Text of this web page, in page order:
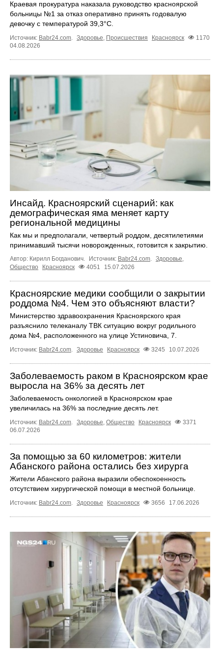
Краевая прокуратура наказала руководство красноярской
больницы №1 за отказ оперативно принять годовалую
девочку с температурой 39,3°C.
Источник: Babr24.com. Здоровье, Происшествия Красноярск
1170
04.08.2026
Инсайд. Красноярский сценарий: как
демографическая яма меняет карту
региональной медицины
Как мы и предполагали, четвертый роддом, десятилетиями
принимавший тысячи новорожденных, готовится к закрытию.
Автор: Кирилл Богданович. Источник: Babr24.com Здоровье
Общество
Красноярск 4051 15.07.2026
Красноярские медики сообщили о закрытии
роддома №4. Чем это объясняют власти?
Министерство здравоохранения Красноярского края
разъяснило телеканалу ТВК ситуацию вокруг родильного
дома №4, расположенного на улице Устиновича, 7.
Источник: Babr24.com. Здоровье Красноярск 3245 10.07.2026
Заболеваемость раком в Красноярском крае
выросла на 36% за десять лет
Заболеваемость онкологией в Красноярском крае
увеличилась на 36% за последние десять лет.
Источник: Babr24.com. Здоровье, Общество Красноярск
3371
06.07.2026
За помощью за 60 километров: жители
Абанского района остались без хирурга
Жители Абанского района выразили обеспокоенность
отсутствием хирургической помощи в местной больнице.
Источник: Babr24.com. Здоровье Красноярск 3656 17.06.2026